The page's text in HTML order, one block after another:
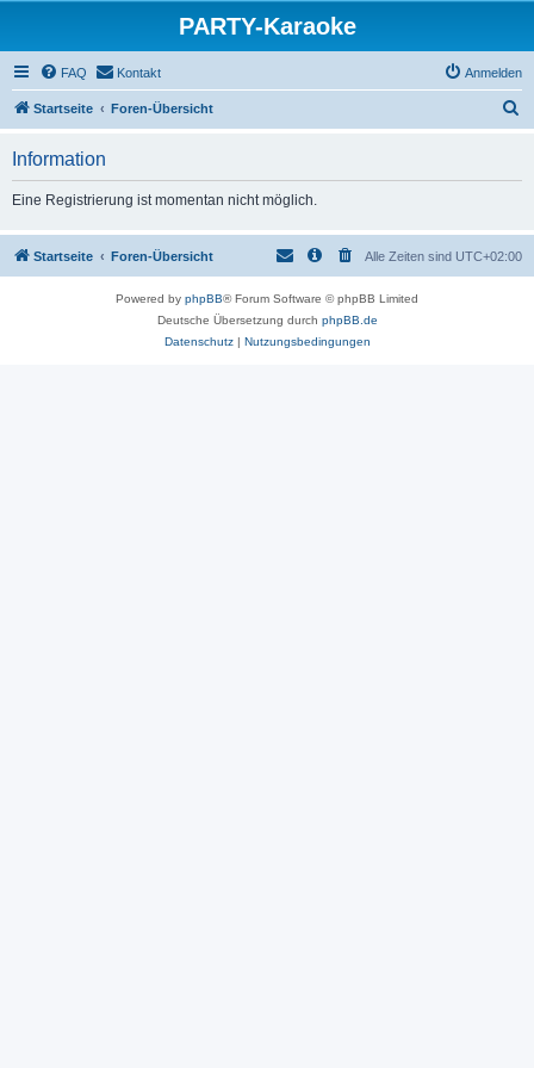
PARTY-Karaoke
FAQ Kontakt Anmelden
Startseite Foren-Übersicht
Information
Eine Registrierung ist momentan nicht möglich.
Startseite Foren-Übersicht Alle Zeiten sind UTC+02:00
Powered by phpBB® Forum Software © phpBB Limited
Deutsche Übersetzung durch phpBB.de
Datenschutz| Nutzungsbedingungen